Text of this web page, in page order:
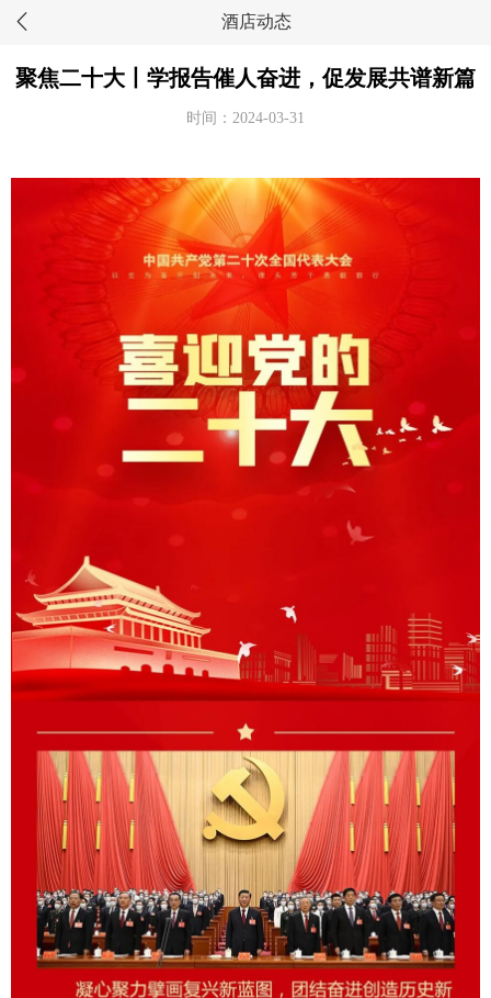
酒店动态
聚焦二十大丨学报告催人奋进，促发展共谱新篇
时间：2024-03-31